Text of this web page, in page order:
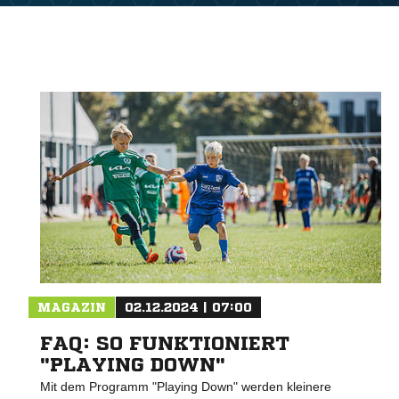
MAGAZIN 02.12.2024 | 07:00
FAQ: SO FUNKTIONIERT
"PLAYING DOWN"
Mit dem Programm "Playing Down" werden kleinere